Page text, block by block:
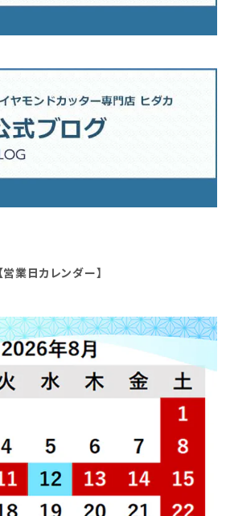
【営業日カレンダー】